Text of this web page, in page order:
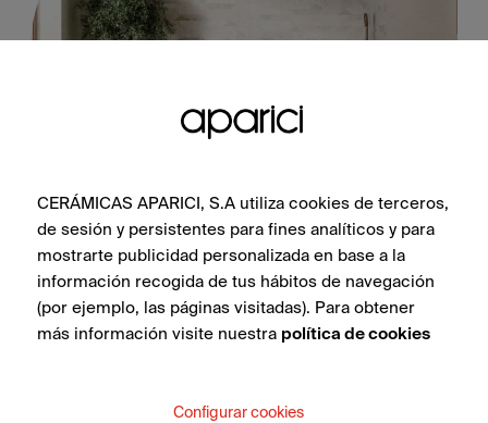
Noho Green Natural 50X100
VER COLECCIÓN
CERÁMICAS APARICI, S.A utiliza cookies de terceros,
de sesión y persistentes para fines analíticos y para
mostrarte publicidad personalizada en base a la
información recogida de tus hábitos de navegación
(por ejemplo, las páginas visitadas). Para obtener
más información visite nuestra política de cookies
Configurar cookies